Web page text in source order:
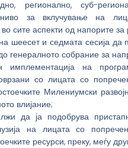
регионално, суб-
за вклучување на
сите аспекти од напорите за
шеесет и седмата сесија да
генералното собрание за
имплементација на
со лицата со
Милениумски
влијание;
да ја подобрува
на лицата со
ресурси, преку, меѓу